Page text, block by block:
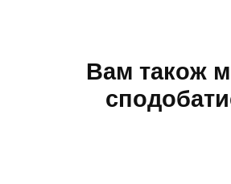
Вам також